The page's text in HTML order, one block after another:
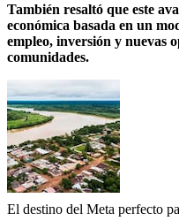
También resaltó que este
económica basada en un
empleo, inversión y nuevas
comunidades.
El destino del Meta perfecto